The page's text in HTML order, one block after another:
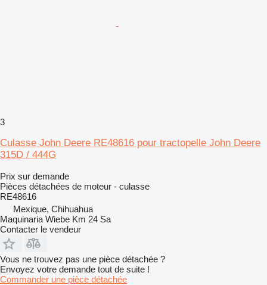
3
Culasse John Deere RE48616 pour tractopelle John Deere
315D / 444G
Prix sur demande
Pièces détachées de moteur - culasse
RE48616
Mexique, Chihuahua
Maquinaria Wiebe Km 24 Sa
Contacter le vendeur
Vous ne trouvez pas une pièce détachée ?
Envoyez votre demande tout de suite !
Commander une pièce détachée